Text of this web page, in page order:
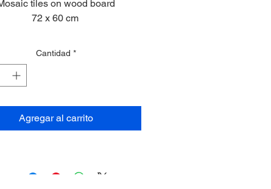
tiles on wood board
72 x 60 cm
Cantidad *
Agregar al carrito